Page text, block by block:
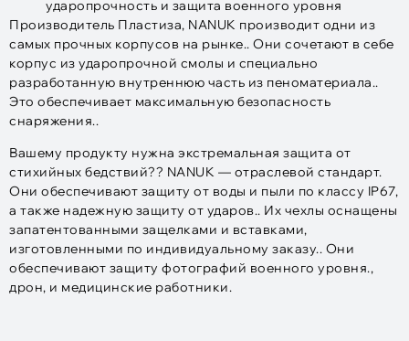
ударопрочность и защита военного уровня
Производитель Пластиза, NANUK производит одни из
самых прочных корпусов на рынке.. Они сочетают в себе
корпус из ударопрочной смолы и специально
разработанную внутреннюю часть из пеноматериала..
Это обеспечивает максимальную безопасность
снаряжения..
Вашему продукту нужна экстремальная защита от
стихийных бедствий?? NANUK — отраслевой стандарт.
Они обеспечивают защиту от воды и пыли по классу IP67,
а также надежную защиту от ударов.. Их чехлы оснащены
запатентованными защелками и вставками,
изготовленными по индивидуальному заказу.. Они
обеспечивают защиту фотографий военного уровня.,
дрон, и медицинские работники.